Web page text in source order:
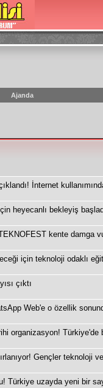
Ajanda
İnternet
heyecanlı bekleyiş
kente damga
için teknoloji odaklı
çıktı
Web'e o özellik
organizasyon!
Gençler teknoloji
Türkiye uzayda yeni bir